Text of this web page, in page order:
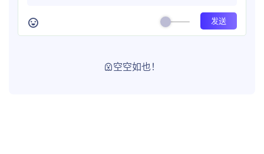
空空如也！